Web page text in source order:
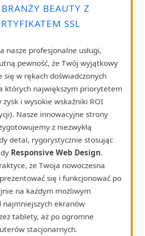
BEAUTY Z
SSL
nasze profesjonalne usługi,
pewność, że Twój wyjątkowy
się w rękach doświadczonych
których największym priorytetem
i wysokie wskaźniki ROI
Nasze innowacyjne strony
z niezwykłą
detal, rygorystycznie stosując
Responsive Web Design.
że Twoja nowoczesna
się i funkcjonować po
na każdym możliwym
najmniejszych ekranów
tablety, aż po ogromne
stacjonarnych.